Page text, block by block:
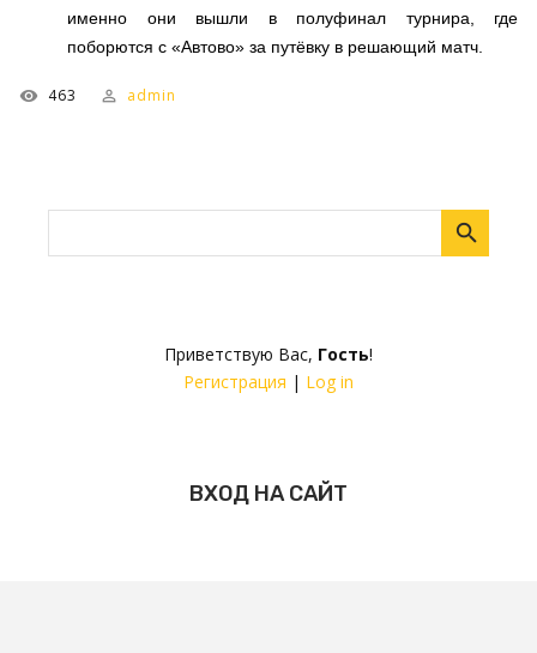
Приветствую Вас, Гость!
Регистрация | Log in
ВХОД НА САЙТ
именно они вышли в полуфинал турнира, где
поборются с «Автово» за путёвку в решающий матч.
463 admin